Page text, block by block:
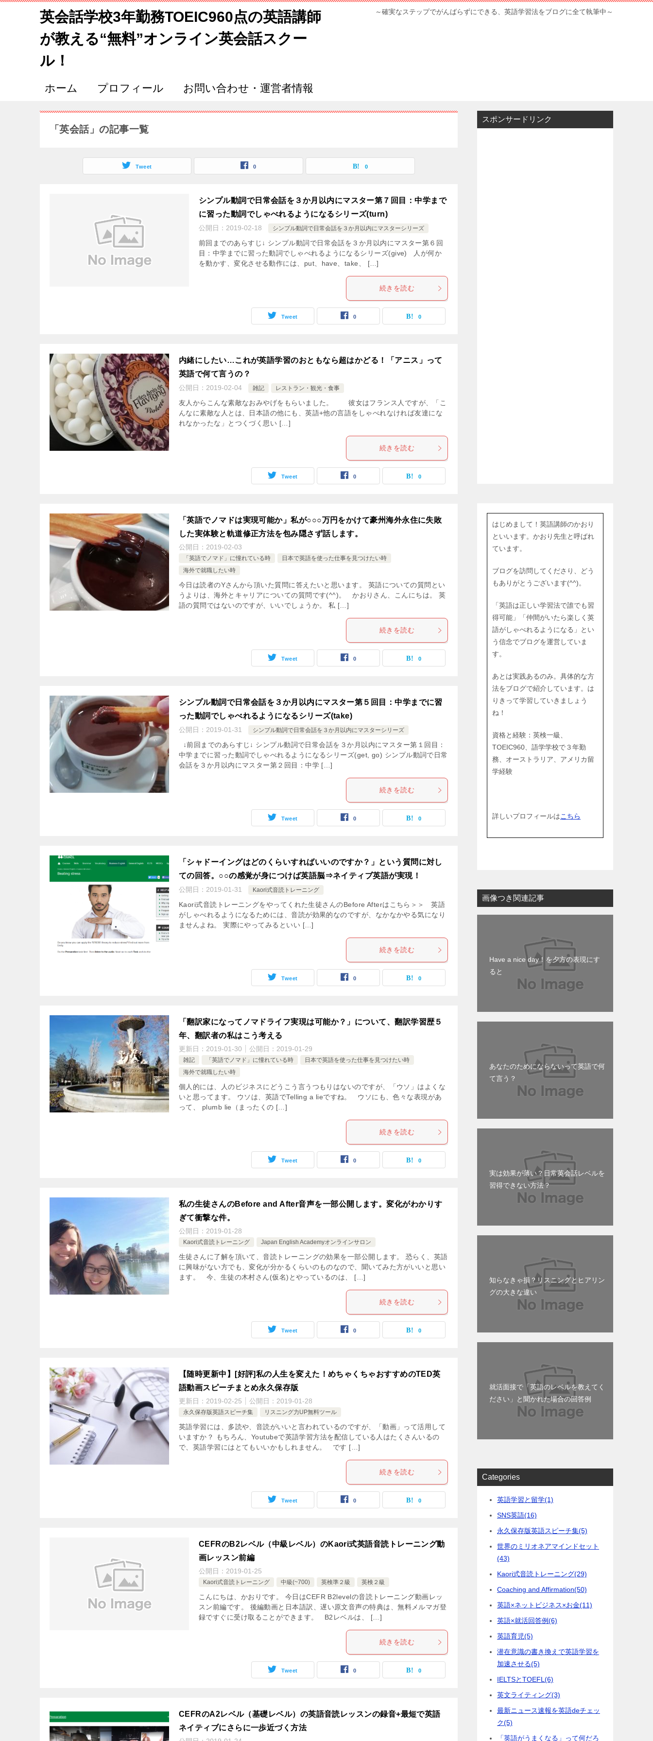
英会話学校3年勤務TOEIC960点の英語講師
が教える“無料”オンライン英会話スクー
ル！
～確実なステップでがんばらずにできる、英語学習法をブログに全て執筆中～
ホーム プロフィール お問い合わせ・運営者情報
「英会話」の記事一覧
Tweet 0 0
シンプル動詞で日常会話を３か月以内にマスター第７回目：中学まで
に習った動詞でしゃべれるようになるシリーズ(turn)
公開日： 2019-02-18 シンプル動詞で日常会話を３か月以内にマスターシリーズ
前回までのあらすじ↓ シンプル動詞で日常会話を３か月以内にマスター第６回
目：中学までに習った動詞でしゃべれるようになるシリーズ(give) 人が何か
を動かす、変化させる動作には、put、have、take、 […]
続きを読む
Tweet 0 0
内緒にしたい…これが英語学習のおともなら超はかどる！「アニス」って
英語で何て言うの？
公開日： 2019-02-04 雑記 レストラン・観光・食事
友人からこんな素敵なおみやげをもらいました。 彼女はフランス人ですが、「こ
んなに素敵な人とは、日本語の他にも、英語+他の言語をしゃべれなければ友達にな
れなかったな」とつくづく思い […]
続きを読む
Tweet 0 0
「英語でノマドは実現可能か」私が○○○万円をかけて豪州海外永住に失敗
した実体験と軌道修正方法を包み隠さず話します。
公開日： 2019-02-03
「英語でノマド」に憧れている時
日本で英語を使った仕事を見つけたい時
海外で就職したい時
今日は読者のYさんから頂いた質問に答えたいと思います。 英語についての質問とい
うよりは、海外とキャリアについての質問です(^^)。 かおりさん、こんにちは。 英
語の質問ではないのですが、いいでしょうか。 私 […]
続きを読む
Tweet 0 0
シンプル動詞で日常会話を３か月以内にマスター第５回目：中学までに習
った動詞でしゃべれるようになるシリーズ(take)
公開日： 2019-01-31 シンプル動詞で日常会話を３か月以内にマスターシリーズ
↓前回までのあらすじ↓ シンプル動詞で日常会話を３か月以内にマスター第１回目：
中学までに習った動詞でしゃべれるようになるシリーズ(get, go) シンプル動詞で日常
会話を３か月以内にマスター第２回目：中学 […]
続きを読む
Tweet 0 0
「シャドーイングはどのくらいすればいいのですか？」という質問に対し
ての回答。○○の感覚が身につけば英語脳⇒ネイティブ英語が実現！
公開日： 2019-01-31 Kaori式音読トレーニング
Kaori式音読トレーニングをやってくれた生徒さんのBefore Afterはこちら＞＞ 英語
がしゃべれるようになるためには、音読が効果的なのですが、なかなかやる気になり
ませんよね。 実際にやってみるといい […]
続きを読む
Tweet 0 0
「翻訳家になってノマドライフ実現は可能か？」について、翻訳学習歴５
年、翻訳者の私はこう考える
更新日： 2019-01-30 公開日： 2019-01-29
雑記 「英語でノマド」に憧れている時
日本で英語を使った仕事を見つけたい時
海外で就職したい時
個人的には、人のビジネスにどうこう言うつもりはないのですが、「ウソ」はよくな
いと思ってます。 ウソは、英語でTelling a lieですね。 ウソにも、色々な表現があ
って、 plumb lie（まったくの […]
続きを読む
Tweet 0 0
私の生徒さんのBefore and After音声を一部公開します。変化がわかりす
ぎて衝撃な件。
公開日： 2019-01-28
Kaori式音読トレーニング Japan English Academyオンラインサロン
生徒さんに了解を頂いて、音読トレーニングの効果を一部公開します。 恐らく、英語
に興味がない方でも、変化が分かるくらいのものなので、聞いてみた方がいいと思い
ます。 今、生徒の木村さん(仮名)とやっているのは、 […]
続きを読む
Tweet 0 0
【随時更新中】[好評]私の人生を変えた！めちゃくちゃおすすめのTED英
語動画スピーチまとめ永久保存版
更新日： 2019-02-25 公開日： 2019-01-28
永久保存版英語スピーチ集 リスニング力UP無料ツール
英語学習には、多読や、音読がいいと言われているのですが、「動画」って活用して
いますか？ もちろん、Youtubeで英語学習方法を配信している人はたくさんいるの
で、英語学習にはとてもいいかもしれません。 です […]
続きを読む
Tweet 0 0
CEFRのB2レベル（中級レベル）のKaori式英語音読トレーニング動
画レッスン前編
公開日： 2019-01-25
Kaori式音読トレーニング 中級(~700) 英検準２級 英検２級
こんにちは、かおりです。 今日はCEFR B2levelの音読トレーニング動画レッ
スン前編です。 後編動画と日本語訳、遅い原文音声の特典は、無料メルマガ登
録ですぐに受け取ることができます。 B2レベルは、 […]
続きを読む
Tweet 0 0
CEFRのA2レベル（基礎レベル）の英語音読レッスンの録音+最短で英語
ネイティブにさらに一歩近づく方法
スポンサードリンク
はじめまして！英語講師のかおり
といいます。かおり先生と呼ばれ
ています。
ブログを訪問してくださり、どう
もありがとうございます(^^)。
「英語は正しい学習法で誰でも習
得可能」「仲間がいたら楽しく英
語がしゃべれるようになる」とい
う信念でブログを運営していま
す。
あとは実践あるのみ。具体的な方
法をブログで紹介しています。は
りきって学習していきましょう
ね！
資格と経験：英検一級、
TOEIC960、語学学校で３年勤
務、オーストラリア、アメリカ留
学経験
詳しいプロフィールはこちら
画像つき関連記事
Have a nice day！を夕方の表現にす
ると
あなたのためにならないって英語で何
て言う？
実は効果が薄い？日常英会話レベルを
習得できない方法？
知らなきゃ損？リスニングとヒアリン
グの大きな違い
就活面接で「英語のレベルを教えてく
ださい」と聞かれた場合の回答例
Categories
英語学習と留学(1)
SNS英語(16)
永久保存版英語スピーチ集(5)
世界のミリオネアマインドセット
(43)
Kaori式音読トレーニング(29)
Coaching and Affirmation(50)
英語×ネットビジネス×お金(11)
英語×就活回答例(6)
英語育児(5)
潜在意識の書き換えで英語学習を
加速させる(5)
IELTSとTOEFL (6)
英文ライティング(3)
最新ニュース速報を英語deチェッ
ク(5)
「英語がうまくなる」って何だろ